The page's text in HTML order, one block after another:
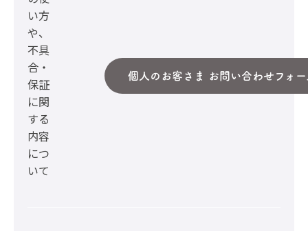
い方
や、
不具
合・
保証
に関
する
内容
につ
いて
個人のお客さま お問い合わせフォー